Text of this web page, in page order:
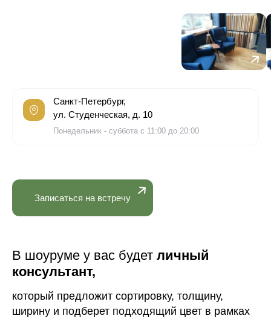
Санкт-Петербург,
ул. Студенческая, д. 10
Понедельник - суббота с 11:00 до 20:00
Записаться на встречу
В шоуруме у вас будет личный
консультант,
который предложит сортировку, толщину,
ширину и подберет подходящий цвет в рамках